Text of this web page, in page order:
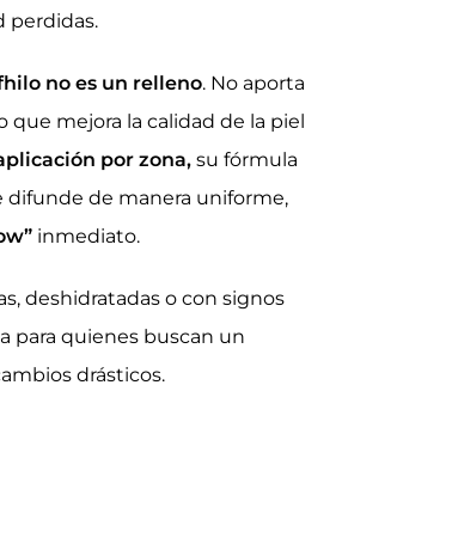
perdidas.
no es un relleno. No aporta
mejora la calidad de la piel
por zona, su fórmula
difunde de manera uniforme,
inmediato.
deshidratadas o con signos
para quienes buscan un
drásticos.